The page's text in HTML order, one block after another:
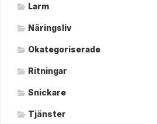
Larm
Näringsliv
Okategoriserade
Ritningar
Snickare
Tjänster